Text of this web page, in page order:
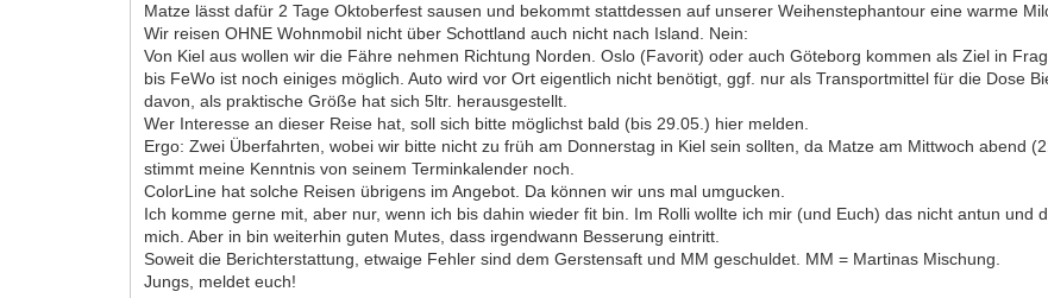
Matze lässt dafür 2 Tage Oktoberfest sausen und bekommt stattdessen auf unserer Weihenstephantour eine warme
Wir reisen OHNE Wohnmobil nicht über Schottland auch nicht nach Island. Nein:
Von Kiel aus wollen wir die Fähre nehmen Richtung Norden. Oslo (Favorit) oder auch Göteborg kommen als Ziel in
bis FeWo ist noch einiges möglich. Auto wird vor Ort eigentlich nicht benötigt, ggf. nur als Transportmittel für die Dose
davon, als praktische Größe hat sich 5ltr. herausgestellt.
Wer Interesse an dieser Reise hat, soll sich bitte möglichst bald (bis 29.05.) hier melden.
Ergo: Zwei Überfahrten, wobei wir bitte nicht zu früh am Donnerstag in Kiel sein sollten, da Matze am Mittwoch abend
stimmt meine Kenntnis von seinem Terminkalender noch.
ColorLine hat solche Reisen übrigens im Angebot. Da können wir uns mal umgucken.
Ich komme gerne mit, aber nur, wenn ich bis dahin wieder fit bin. Im Rolli wollte ich mir (und Euch) das nicht antun und
mich. Aber in bin weiterhin guten Mutes, dass irgendwann Besserung eintritt.
Soweit die Berichterstattung, etwaige Fehler sind dem Gerstensaft und MM geschuldet. MM = Martinas Mischung.
Jungs, meldet euch!